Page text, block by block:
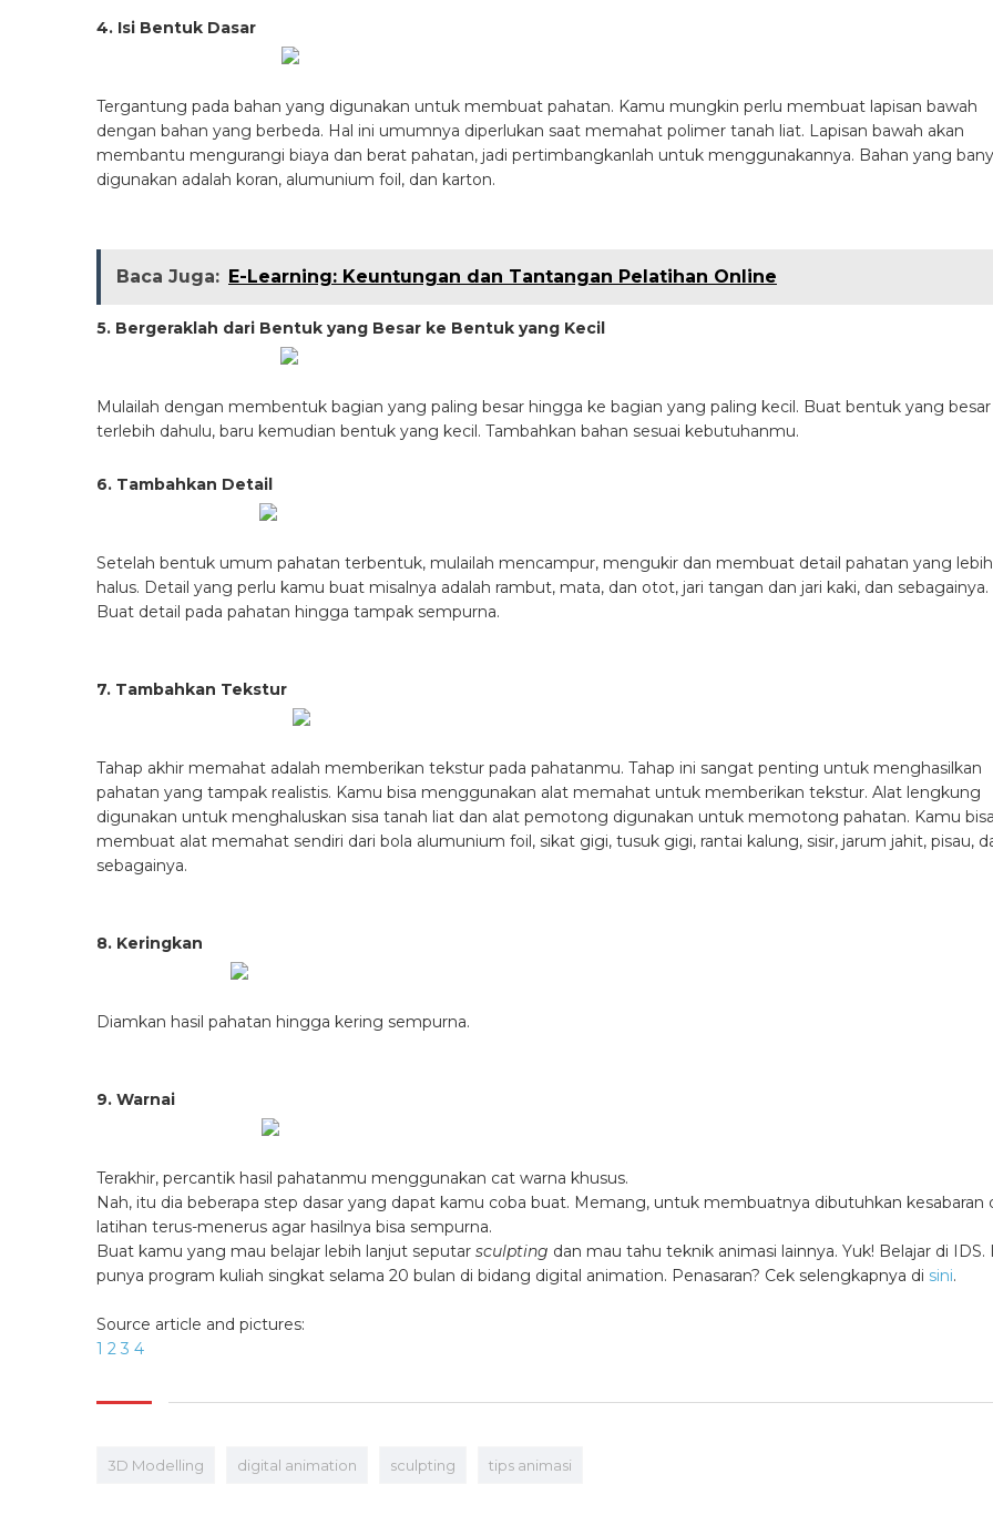
4. Isi Bentuk Dasar
Tergantung pada bahan yang digunakan untuk membuat pahatan. Kamu mungkin perlu membuat lapisan bawah
dengan bahan yang berbeda. Hal ini umumnya diperlukan saat memahat polimer tanah liat. Lapisan bawah akan
membantu mengurangi biaya dan berat pahatan, jadi pertimbangkanlah untuk menggunakannya. Bahan yang
digunakan adalah koran, alumunium foil, dan karton.
Baca Juga: E-Learning: Keuntungan dan Tantangan Pelatihan Online
5. Bergeraklah dari Bentuk yang Besar ke Bentuk yang Kecil
Mulailah dengan membentuk bagian yang paling besar hingga ke bagian yang paling kecil. Buat bentuk yang besar
terlebih dahulu, baru kemudian bentuk yang kecil. Tambahkan bahan sesuai kebutuhanmu.
6. Tambahkan Detail
Setelah bentuk umum pahatan terbentuk, mulailah mencampur, mengukir dan membuat detail pahatan yang lebih
halus. Detail yang perlu kamu buat misalnya adalah rambut, mata, dan otot, jari tangan dan jari kaki, dan sebagainya.
Buat detail pada pahatan hingga tampak sempurna.
7. Tambahkan Tekstur
Tahap akhir memahat adalah memberikan tekstur pada pahatanmu. Tahap ini sangat penting untuk menghasilkan
pahatan yang tampak realistis. Kamu bisa menggunakan alat memahat untuk memberikan tekstur. Alat lengkung
digunakan untuk menghaluskan sisa tanah liat dan alat pemotong digunakan untuk memotong pahatan. Kamu
membuat alat memahat sendiri dari bola alumunium foil, sikat gigi, tusuk gigi, rantai kalung, sisir, jarum jahit, pisau,
sebagainya.
8. Keringkan
Diamkan hasil pahatan hingga kering sempurna.
9. Warnai
Terakhir, percantik hasil pahatanmu menggunakan cat warna khusus.
Nah, itu dia beberapa step dasar yang dapat kamu coba buat. Memang, untuk membuatnya dibutuhkan kesabaran
latihan terus-menerus agar hasilnya bisa sempurna.
Buat kamu yang mau belajar lebih lanjut seputar sculpting dan mau tahu teknik animasi lainnya. Yuk! Belajar di IDS.
punya program kuliah singkat selama 20 bulan di bidang digital animation. Penasaran? Cek selengkapnya di sini.
Source article and pictures:
1 2 3 4
3D Modelling digital animation sculpting tips animasi